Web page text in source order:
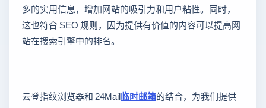
多的实用信息，增加网站的吸引力和用户粘性。同时，
这也符合 SEO 规则，因为提供有价值的内容可以提高网
站在搜索引擎中的排名。
云登指纹浏览器和 24Mail临时邮箱的结合，为我们提供